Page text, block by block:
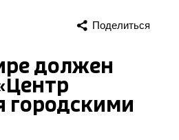
Поделиться
должен
городскими